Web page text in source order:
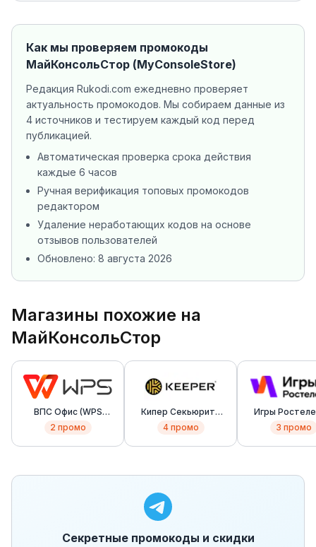
Как мы проверяем промокоды
МайКонсольСтор (MyConsoleStore)
Редакция Rukodi.com ежедневно проверяет
актуальность промокодов. Мы собираем данные из
4 источников и тестируем каждый код перед
публикацией.
Автоматическая проверка срока действия
каждые 6 часов
Ручная верификация топовых промокодов
редактором
Удаление неработающих кодов на основе
отзывов пользователей
Обновлено: 8 августа 2026
Магазины похожие на
МайКонсольСтор
ВПС Офис (WPS
Office)
2 промо
Кипер Секьюрити
(Keeper Security)
4 промо
Игры
3 промо
Секретные промокоды и скидки